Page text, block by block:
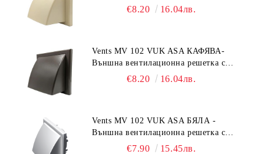
гравитачна клапа Ø 100, Ø 125,
€8.20 16.04лв.
Vents MV 102 VUK ASA КАФЯВА-
Външна вентилационна решетка с
гравитачна клапа Ø 100, Ø 125,
€8.20 16.04лв.
Vents MV 102 VUK ASA БЯЛА -
Външна вентилационна решетка с
гравитачна клапа Ø 100, Ø 125,
€7.90 15.45лв.